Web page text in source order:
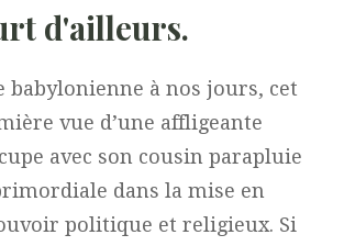
d'ailleurs.
babylonienne à nos jours, cet
vue d’une affligeante
avec son cousin parapluie
dans la mise en
politique et religieux. Si